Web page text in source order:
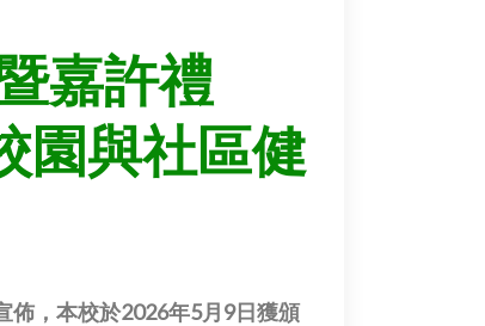
嘉許禮
園與社區健
佈，本校於2026年5月9日獲頒